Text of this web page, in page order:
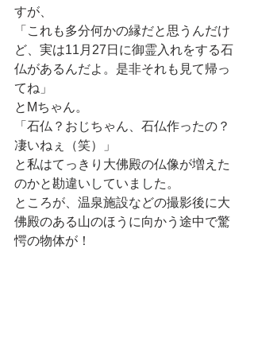
すが、
「これも多分何かの縁だと思うんだけ
ど、実は11月27日に御霊入れをする石
仏があるんだよ。是非それも見て帰っ
てね」
とMちゃん。
「石仏？おじちゃん、石仏作ったの？
凄いねぇ（笑）」
と私はてっきり大佛殿の仏像が増えた
のかと勘違いしていました。
ところが、温泉施設などの撮影後に大
佛殿のある山のほうに向かう途中で驚
愕の物体が！